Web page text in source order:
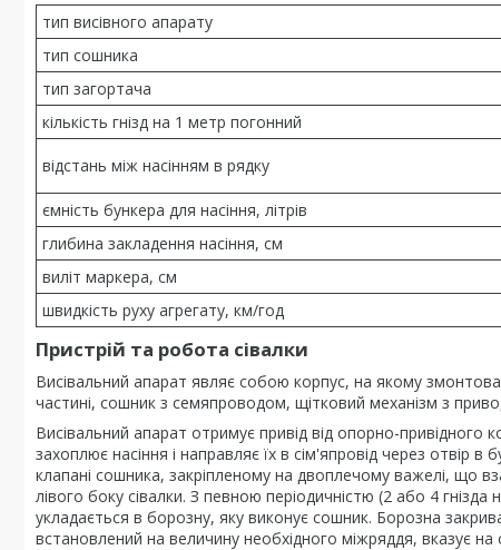
тип висівного апарату
тип сошника
тип загортача
кількість гнізд на 1 метр погонний
відстань між насінням в рядку
ємність бункера для насіння, літрів
глибина закладення насіння, см
виліт маркера, см
швидкість руху агрегату, км/год
Пристрій та робота сівалки
Висівальний апарат являє собою корпус, на якому
частині, сошник з семяпроводом, щітковий механізм з
Висівальний апарат отримує привід від опорно-привідного
захоплює насіння і направляє їх в сім'япровід через отвір
клапані сошника, закріпленому на двоплечому важелі, що
лівого боку сівалки. З певною періодичністю (2 або 4
укладається в борозну, яку виконує сошник. Борозна
встановлений на величину необхідного міжряддя, вказує